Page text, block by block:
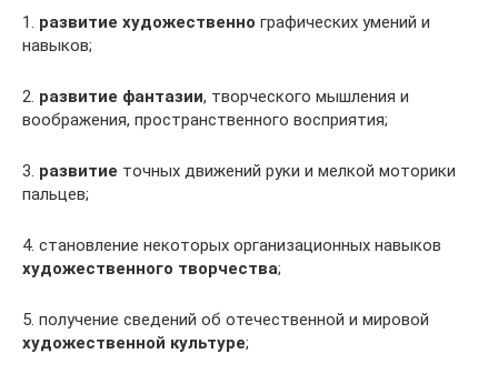
1. развитие художественно графических умений и
навыков;
2. развитие фантазии, творческого мышления и
воображения, пространственного восприятия;
3. развитие точных движений руки и мелкой моторики
пальцев;
4. становление некоторых организационных навыков
художественного творчества;
5. получение сведений об отечественной и мировой
художественной культуре;